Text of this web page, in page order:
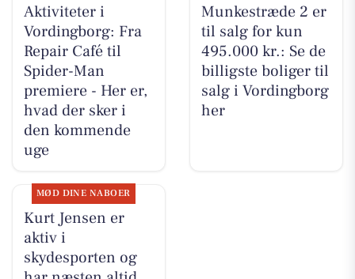
Aktiviteter i
Vordingborg: Fra
Repair Café til
Spider-Man
premiere - Her er,
hvad der sker i
den kommende
uge
Munkestræde 2 er
til salg for kun
495.000 kr.: Se de
billigste boliger til
salg i Vordingborg
her
MØD DINE NABOER
Kurt Jensen er
aktiv i
skydesporten og